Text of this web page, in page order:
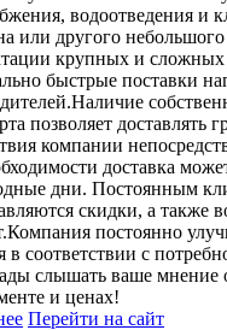
водоотведения и
или другого
крупных и
быстрые поставки
позволяет доставлять
компании
доставка
дни. Постоянным
скидки, а также
постоянно
в соответствии с
слышать ваше мнение
и ценах!
Перейти на сайт